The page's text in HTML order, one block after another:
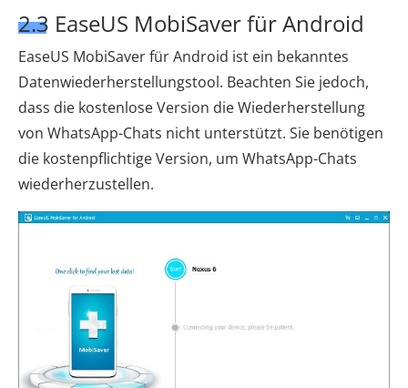
2.3 EaseUS MobiSaver für Android
EaseUS MobiSaver für Android ist ein bekanntes
Datenwiederherstellungstool. Beachten Sie jedoch,
dass die kostenlose Version die Wiederherstellung
von WhatsApp-Chats nicht unterstützt. Sie benötigen
die kostenpflichtige Version, um WhatsApp-Chats
wiederherzustellen.